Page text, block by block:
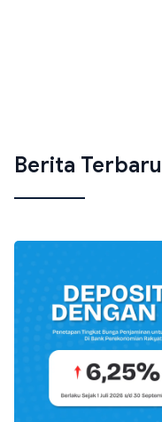
Berita Terbaru